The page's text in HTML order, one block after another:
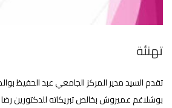
تهنئة
تقدم السيد مدير المركز الجامعي عبد الحفيظ
بوشلاغم عميروش بخالص تبريكاته للدكتورين